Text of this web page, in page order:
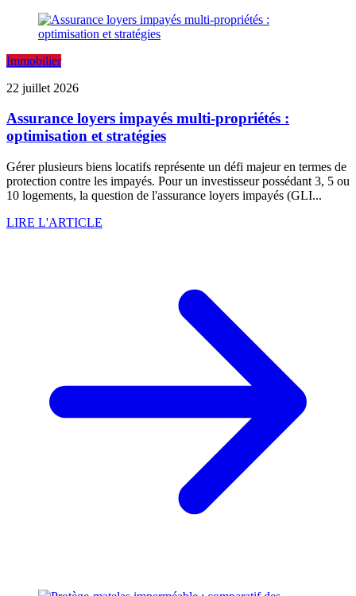
Immobilier
22 juillet 2026
Assurance loyers impayés multi-propriétés :
optimisation et stratégies
Gérer plusieurs biens locatifs représente un défi majeur en termes de
protection contre les impayés. Pour un investisseur possédant 3, 5 ou
10 logements, la question de l'assurance loyers impayés (GLI...
LIRE L'ARTICLE